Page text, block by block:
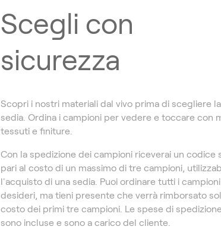
Scegli con
sicurezza
Scopri i nostri materiali dal vivo prima di scegliere
sedia. Ordina i campioni per vedere e toccare con
tessuti e finiture.
Con la spedizione dei campioni riceverai un codice
pari al costo di un massimo di tre campioni,
l'acquisto di una sedia. Puoi ordinare tutti i
desideri, ma tieni presente che verrà rimborsato
costo dei primi tre campioni. Le spese di
sono incluse e sono a carico del cliente.